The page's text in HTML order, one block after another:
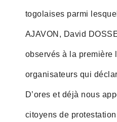
togolaises parmi
AJAVON, David
observés à la première
organisateurs qui
D’ores et déjà nous
citoyens de